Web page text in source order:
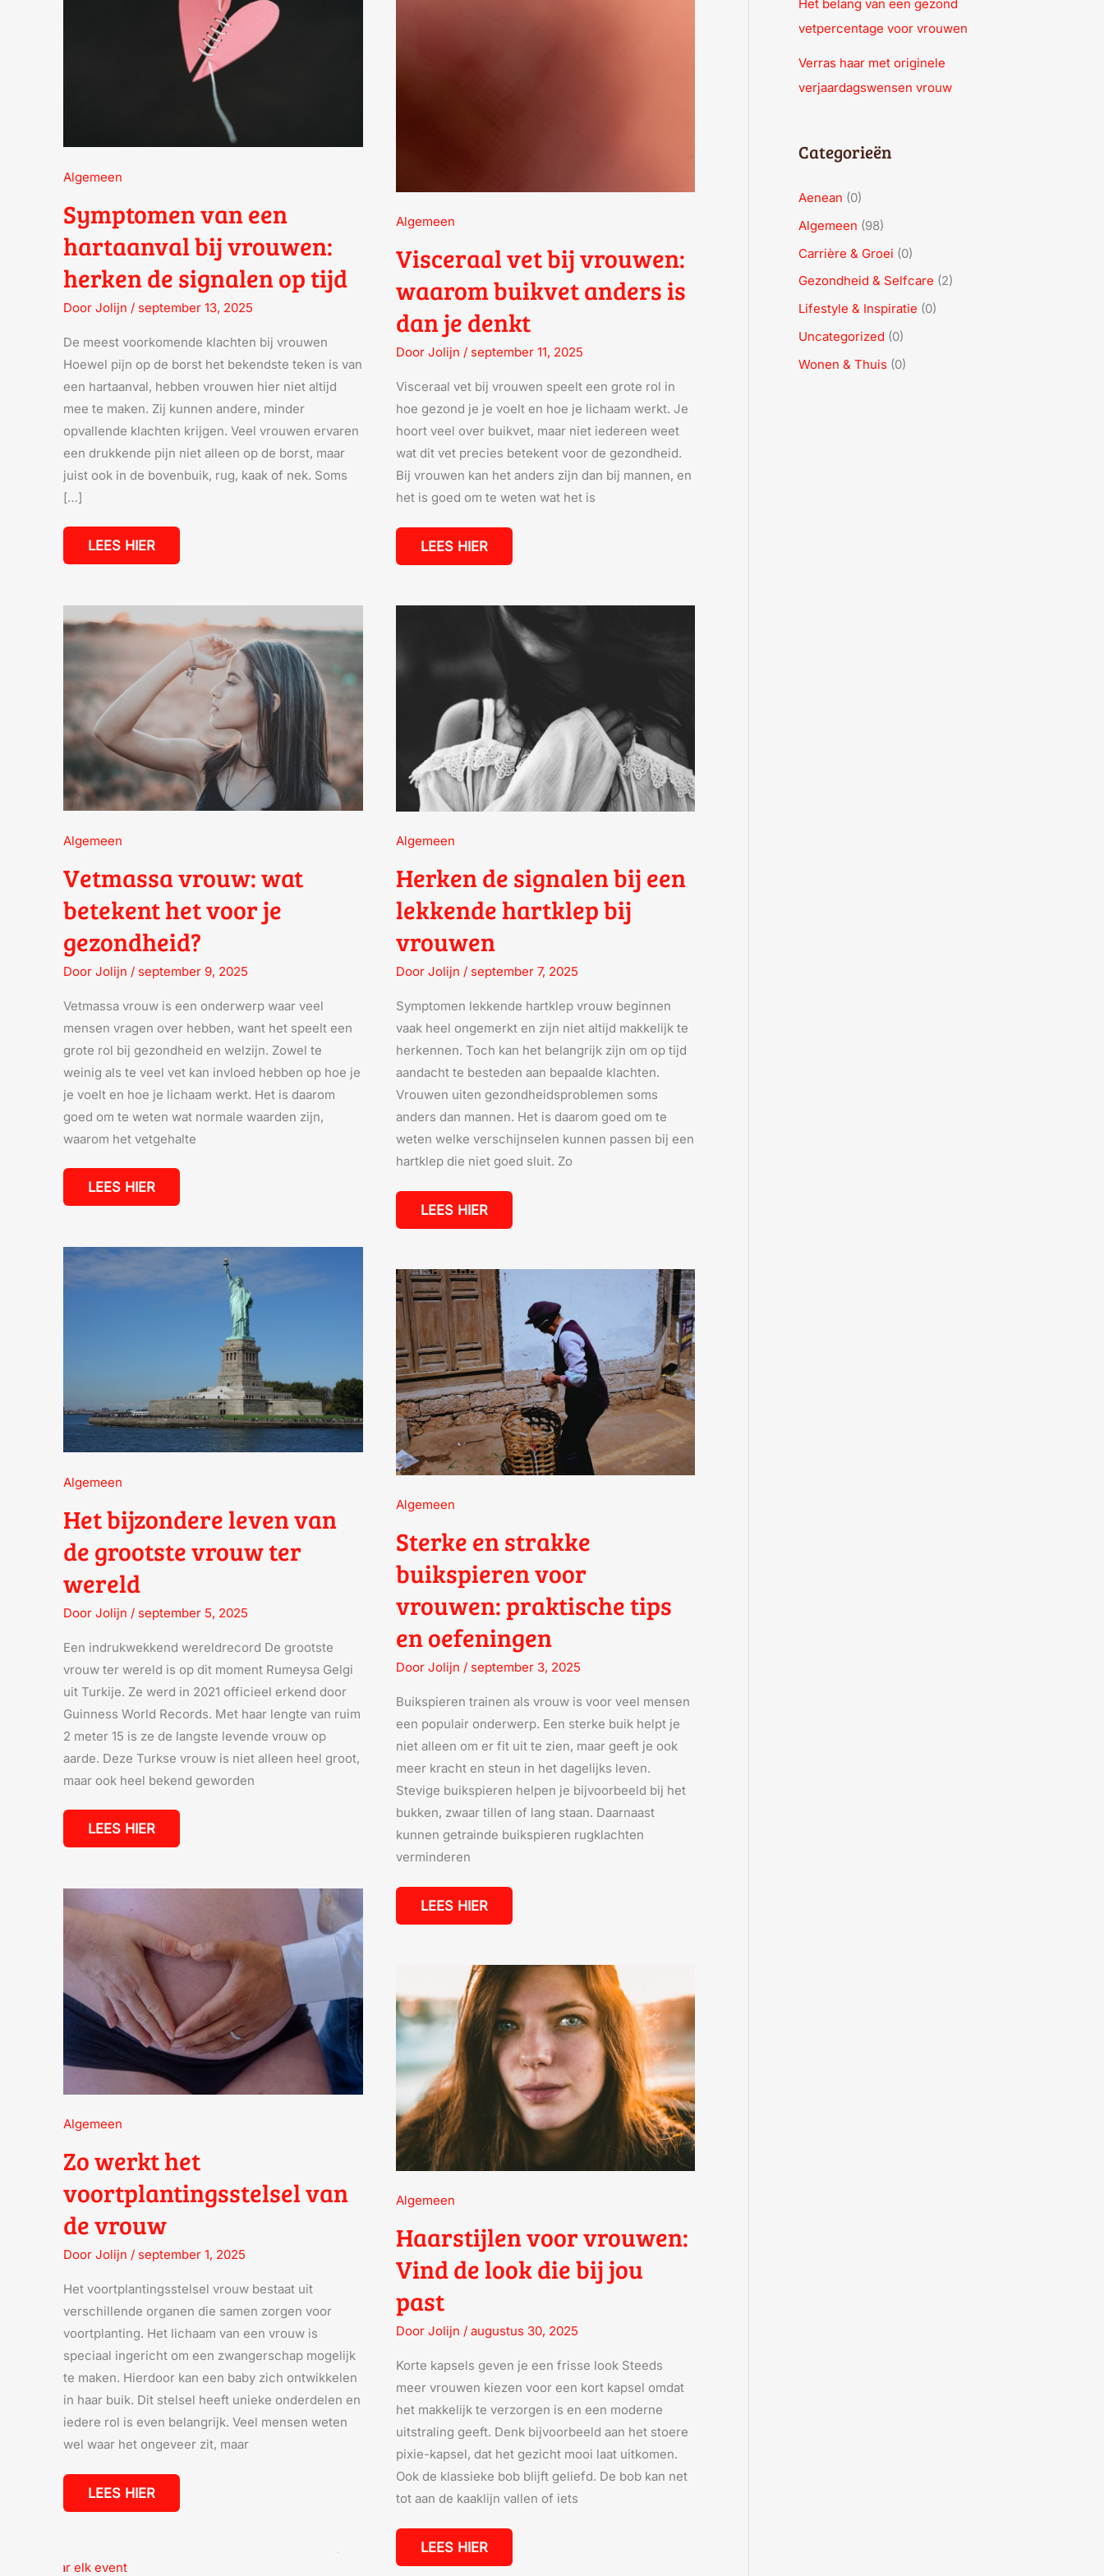
Algemeen
Symptomen van een
hartaanval bij vrouwen:
herken de signalen op tijd
Door Jolijn / september 13, 2025
De meest voorkomende klachten bij vrouwen
Hoewel pijn op de borst het bekendste teken is van
een hartaanval, hebben vrouwen hier niet altijd
mee te maken. Zij kunnen andere, minder
opvallende klachten krijgen. Veel vrouwen ervaren
een drukkende pijn niet alleen op de borst, maar
juist ook in de bovenbuik, rug, kaak of nek. Soms
[…]
LEES HIER
Algemeen
Visceraal vet bij vrouwen:
waarom buikvet anders is
dan je denkt
Door Jolijn / september 11, 2025
Visceraal vet bij vrouwen speelt een grote rol in
hoe gezond je je voelt en hoe je lichaam werkt. Je
hoort veel over buikvet, maar niet iedereen weet
wat dit vet precies betekent voor de gezondheid.
Bij vrouwen kan het anders zijn dan bij mannen, en
het is goed om te weten wat het is
LEES HIER
Algemeen
Vetmassa vrouw: wat
betekent het voor je
gezondheid?
Door Jolijn / september 9, 2025
Vetmassa vrouw is een onderwerp waar veel
mensen vragen over hebben, want het speelt een
grote rol bij gezondheid en welzijn. Zowel te
weinig als te veel vet kan invloed hebben op hoe je
je voelt en hoe je lichaam werkt. Het is daarom
goed om te weten wat normale waarden zijn,
waarom het vetgehalte
VETMASSA
VROUW:
WAT
HET
JE
GEZONDHEID?
LEES HIER
Algemeen
Herken de signalen bij een
lekkende hartklep bij
vrouwen
Door Jolijn / september 7, 2025
Symptomen lekkende hartklep vrouw beginnen
vaak heel ongemerkt en zijn niet altijd makkelijk te
herkennen. Toch kan het belangrijk zijn om op tijd
aandacht te besteden aan bepaalde klachten.
Vrouwen uiten gezondheidsproblemen soms
anders dan mannen. Het is daarom goed om te
weten welke verschijnselen kunnen passen bij een
hartklep die niet goed sluit. Zo
VROUWEN
LEES HIER
Algemeen
Het bijzondere leven van
de grootste vrouw ter
wereld
Door Jolijn / september 5, 2025
Een indrukwekkend wereldrecord De grootste
vrouw ter wereld is op dit moment Rumeysa Gelgi
uit Turkije. Ze werd in 2021 officieel erkend door
Guinness World Records. Met haar lengte van ruim
2 meter 15 is ze de langste levende vrouw op
aarde. Deze Turkse vrouw is niet alleen heel groot,
maar ook heel bekend geworden
HET
BIJZONDERE
LEVEN
VAN
LEES HIER
Algemeen
Sterke en strakke
buikspieren voor
vrouwen: praktische tips
en oefeningen
Door Jolijn / september 3, 2025
Buikspieren trainen als vrouw is voor veel mensen
een populair onderwerp. Een sterke buik helpt je
niet alleen om er fit uit te zien, maar geeft je ook
meer kracht en steun in het dagelijks leven.
Stevige buikspieren helpen je bijvoorbeeld bij het
bukken, zwaar tillen of lang staan. Daarnaast
kunnen getrainde buikspieren rugklachten
verminderen
STERKE
EN
STRAKKE
BUIKSPIEREN
VOOR
VROUWEN:
PRAKTISCHE
TIPS
EN
OEFENINGEN
LEES HIER
Algemeen
Zo werkt het
voortplantingsstelsel van
de vrouw
Door Jolijn / september 1, 2025
Het voortplantingsstelsel vrouw bestaat uit
verschillende organen die samen zorgen voor
voortplanting. Het lichaam van een vrouw is
speciaal ingericht om een zwangerschap mogelijk
te maken. Hierdoor kan een baby zich ontwikkelen
in haar buik. Dit stelsel heeft unieke onderdelen en
iedere rol is even belangrijk. Veel mensen weten
wel waar het ongeveer zit, maar
ZO
WERKT
HET
VOORTPLANTINGSSTELSEL
DE
VROUW
LEES HIER
Algemeen
Haarstijlen voor vrouwen:
Vind de look die bij jou
past
Door Jolijn / augustus 30, 2025
Korte kapsels geven je een frisse look Steeds
meer vrouwen kiezen voor een kort kapsel omdat
het makkelijk te verzorgen is en een moderne
uitstraling geeft. Denk bijvoorbeeld aan het stoere
pixie-kapsel, dat het gezicht mooi laat uitkomen.
Ook de klassieke bob blijft geliefd. De bob kan net
tot aan de kaaklijn vallen of iets
HAARSTIJLEN
VROUWEN:
VIND
DE
LOOK
BIJ
JOU
PAST
LEES HIER
COCKTAIL
Het belang van een gezond
vetpercentage voor vrouwen
Verras haar met originele
verjaardagswensen vrouw
Categorieën
Aenean (0)
Algemeen (98)
Carrière & Groei (0)
Gezondheid & Selfcare (2)
Lifestyle & Inspiratie (0)
Uncategorized (0)
Wonen & Thuis (0)